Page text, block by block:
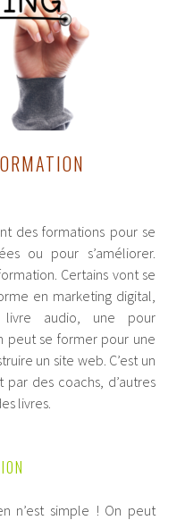
des formations pour se
ou pour s’améliorer.
Certains vont se
en marketing digital,
audio, une pour
peut se former pour une
un site web. C’est un
par des coachs, d’autres
livres.
n’est simple ! On peut